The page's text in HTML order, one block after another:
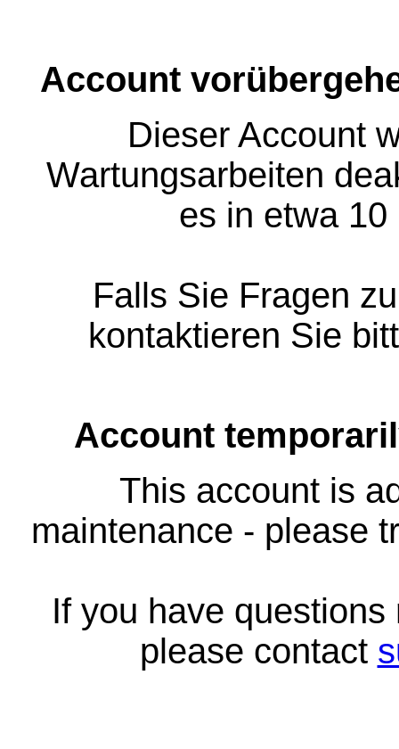
Account
Dieser Account
Wartungsarbeiten
es in etwa
Falls Sie Fragen
kontaktieren Sie
Account
This account is
maintenance - please
If you have
please contact